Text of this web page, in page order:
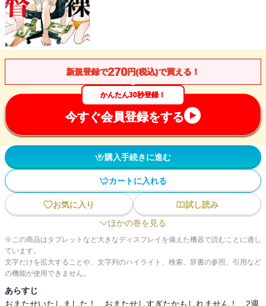
新規登録で270円(税込)で買える！
かんたん30秒登録！
今すぐ会員登録をする
購入手続きに進む
カートに入れる
お気に入り
試し読み
ほかの巻を見る
※この商品はタブレットなど大きなディスプレイを備えた機器で読むことに適し
ています。
文字だけを拡大することや、文字列のハイライト、検索、辞書の参照、引用など
の機能が使用できません。
あらすじ
おまたせいたしました！ おまたせしすぎたかもしれません！ 2週